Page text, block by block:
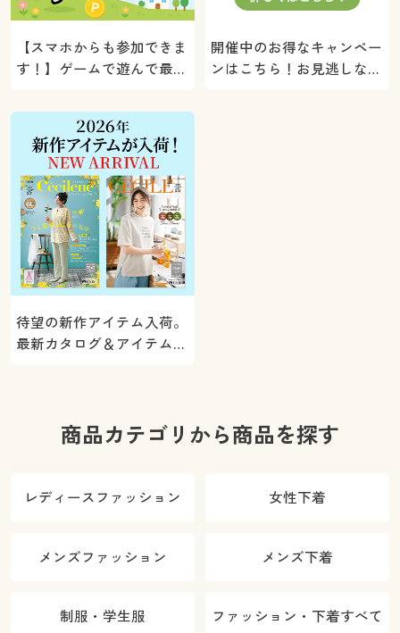
【スマホからも参加できま
す！】ゲームで遊んで最大
ト！
開催中のお得なキャンペー
ンはこちら！お見逃しな
待望の新作アイテム入荷。
最新カタログ＆アイテムを
商品カテゴリから商品を探す
レディースファッション 女性下着
メンズファッション メンズ下着
制服・学生服 ファッション・下着すべて